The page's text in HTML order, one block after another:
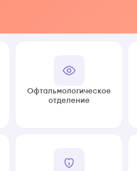
Офтальмологическое
отделение